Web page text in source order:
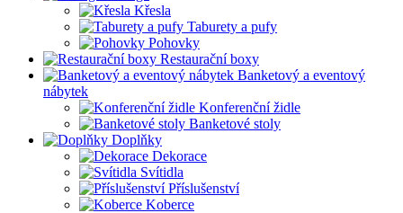
Křesla
Taburety a pufy
Pohovky
Restaurační boxy
Banketový a eventový
nábytek
Konferenční židle
Banketové stoly
Doplňky
Dekorace
Svítidla
Příslušenství
Koberce